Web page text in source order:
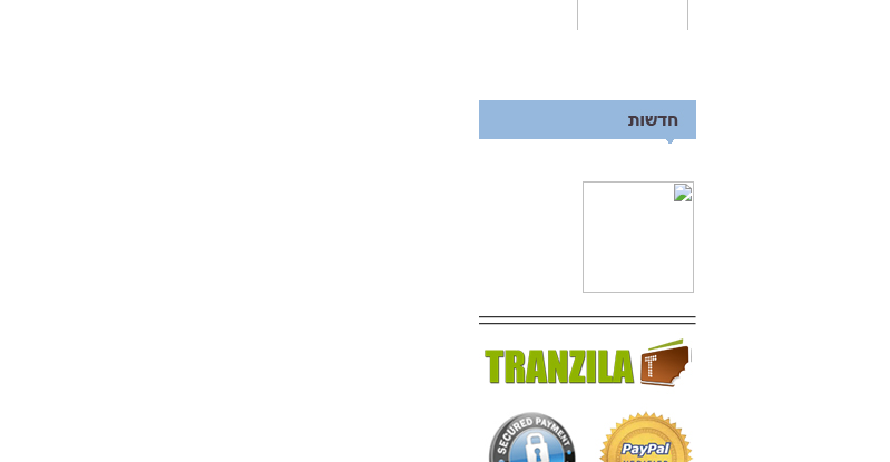
מאתר תקלות ברכב
5% הנחה לייף סטייל
5% הנחה לישראכרט צעיר